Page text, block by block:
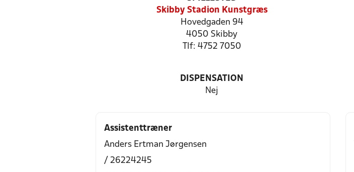
Skibby Stadion Kunstgræs
Hovedgaden 94
4050 Skibby
Tlf: 4752 7050
DISPENSATION
Nej
Assistenttræner
Anders Ertman Jørgensen
/ 26224245